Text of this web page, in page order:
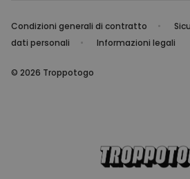
Condizioni generali di contratto
dati personali
Informazioni legali
© 2026 Troppotogo